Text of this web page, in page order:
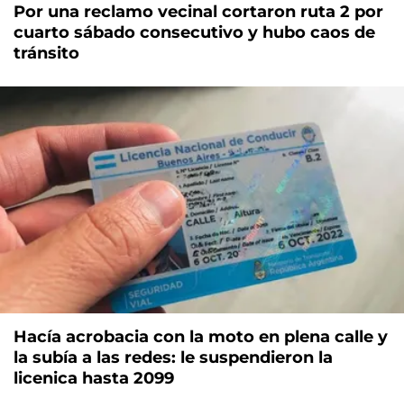
Por una reclamo vecinal cortaron ruta 2 por
cuarto sábado consecutivo y hubo caos de
tránsito
Hacía acrobacia con la moto en plena calle y
la subía a las redes: le suspendieron la
licenica hasta 2099